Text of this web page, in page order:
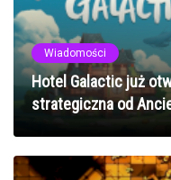
Wiadomości
Hotel Galactic już
strategiczna od